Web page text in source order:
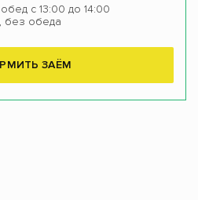
с 13:00 до 14:00
без обеда
ЗАЁМ